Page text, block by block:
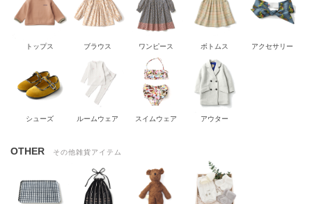
トップス ブラウス ワンピース ボトムス アクセサリー
シューズ ルームウェア スイムウェア アウター
OTHER その他雑貨アイテム